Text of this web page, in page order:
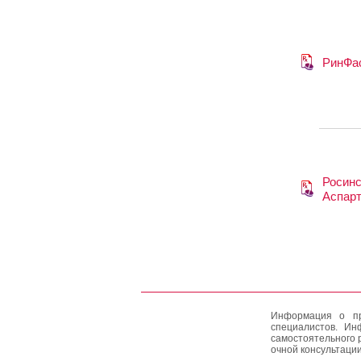
Информация о
специалистов.
очной